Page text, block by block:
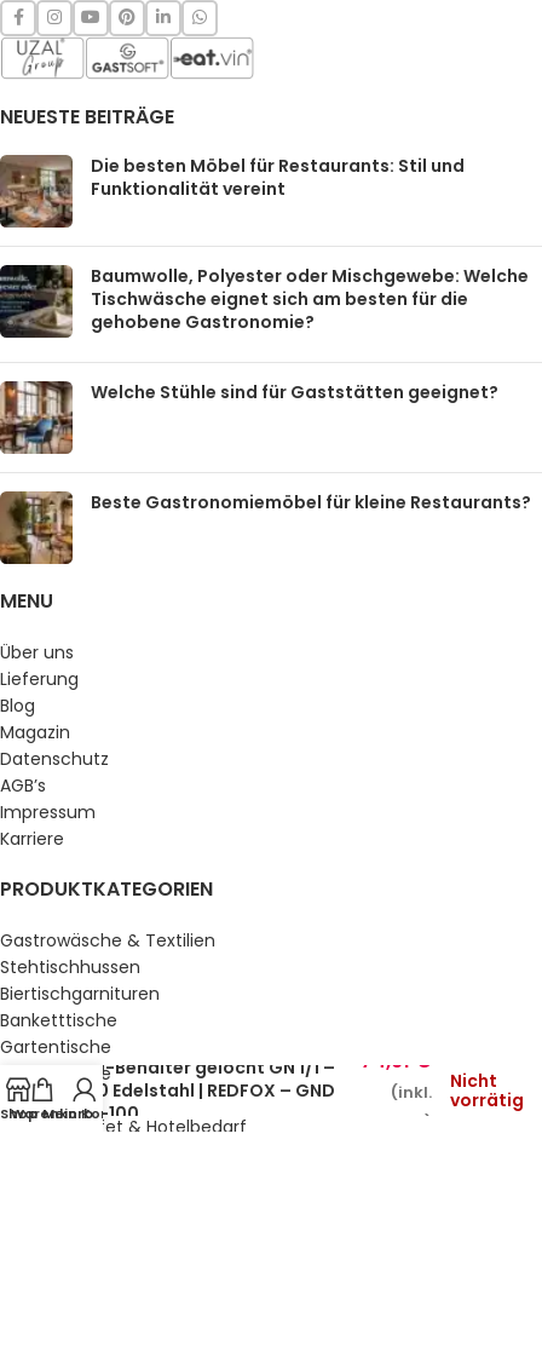
NEUESTE BEITRÄGE
Die besten Möbel für Restaurants: Stil und
Funktionalität vereint
Baumwolle, Polyester oder Mischgewebe: Welche
Tischwäsche eignet sich am besten für die
gehobene Gastronomie?
Welche Stühle sind für Gaststätten geeignet?
Beste Gastronomiemöbel für kleine Restaurants?
MENU
Über uns
Lieferung
Blog
Magazin
Datenschutz
AGB’s
Impressum
Karriere
PRODUKTKATEGORIEN
Gastrowäsche & Textilien
Stehtischhussen
Biertischgarnituren
Banketttische
Gartentische
Gartenstühle
Küche & Bar
Service, Buffet & Hotelbedarf
Shop
Warenkorb
Mein Konto
GN-Behälter gelocht GN 1/1 –
100 Edelstahl | REDFOX – GND
1/1-100
74,91 €
(inkl.
MwSt.)
Nicht
vorrätig